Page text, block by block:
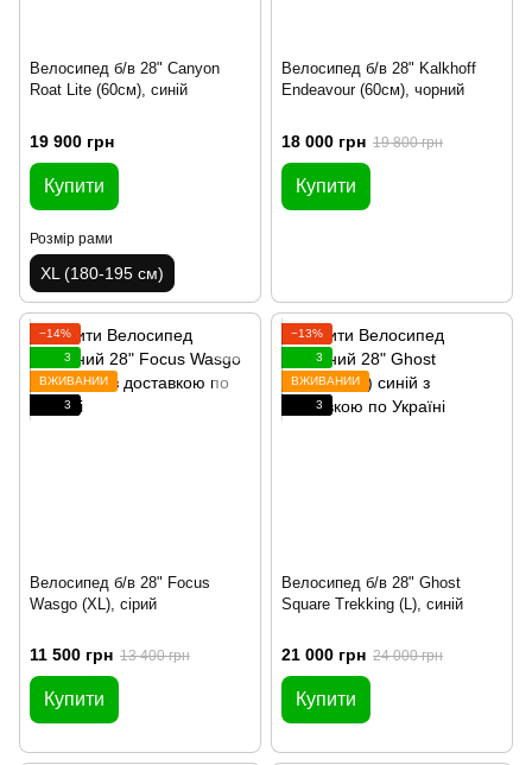
Велосипед б/в 28" Canyon
Roat Lite (60см), синій
19 900 грн
Купити
Розмір рами
XL (180-195 см)
Велосипед б/в 28" Kalkhoff
Endeavour (60см), чорний
18 000 грн 19 800 грн
Купити
−14%
3
ВЖИВАНИЙ
3
Велосипед б/в 28" Focus
Wasgo (XL), сірий
11 500 грн 13 400 грн
Купити
−13%
3
ВЖИВАНИЙ
3
Велосипед б/в 28" Ghost
Square Trekking (L), синій
21 000 грн 24 000 грн
Купити